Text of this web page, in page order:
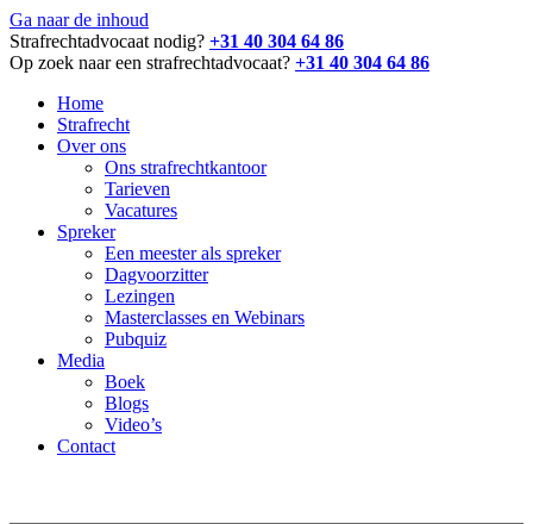
Ga naar de inhoud
Strafrechtadvocaat nodig? +31 40 304 64 86
Op zoek naar een strafrechtadvocaat? +31 40 304 64 86
Home
Strafrecht
Over ons
Ons strafrechtkantoor
Tarieven
Vacatures
Spreker
Een meester als spreker
Dagvoorzitter
Lezingen
Masterclasses en Webinars
Pubquiz
Media
Boek
Blogs
Video’s
Contact